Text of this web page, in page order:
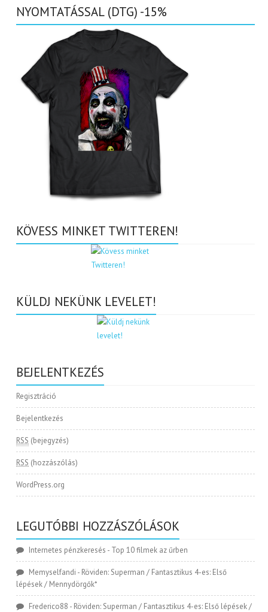
NYOMTATÁSSAL (DTG) -15%
KÖVESS MINKET TWITTEREN!
KÜLDJ NEKÜNK LEVELET!
BEJELENTKEZÉS
Regisztráció
Bejelentkezés
RSS (bejegyzés)
RSS (hozzászólás)
WordPress.org
LEGUTÓBBI HOZZÁSZÓLÁSOK
Internetes pénzkeresés - Top 10 filmek az űrben
Memyselfandi - Röviden: Superman / Fantasztikus 4-es: Első
lépések / Mennydörgők*
Frederico88 - Röviden: Superman / Fantasztikus 4-es: Első lépések /